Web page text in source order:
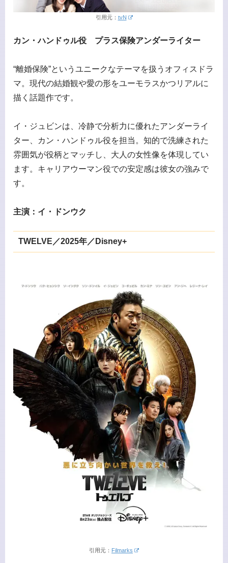
引用元： tvN
カン・ハンドゥル役 プラス保険アンダーライター
“離婚保険”というユニークなテーマを扱うオフィスドラ
マ。現代の結婚観や愛の形をユーモラスかつリアルに
描く話題作です。
イ・ジュビンは、冷静で分析力に優れたアンダーライ
ター、カン・ハンドゥル役を担当。知的で洗練された
雰囲気が役柄とマッチし、大人の女性像を体現してい
ます。キャリアウーマン役での安定感は彼女の強みで
す。
主演：イ・ドンウク
TWELVE／2025年／Disney+
引用元： Filmarks